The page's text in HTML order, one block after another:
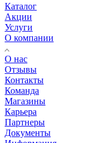
Каталог
Акции
Услуги
О компании
О нас
Отзывы
Контакты
Команда
Магазины
Карьера
Партнеры
Документы